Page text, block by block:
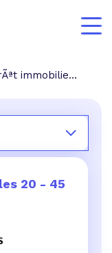
immobilier avis
20 - 45